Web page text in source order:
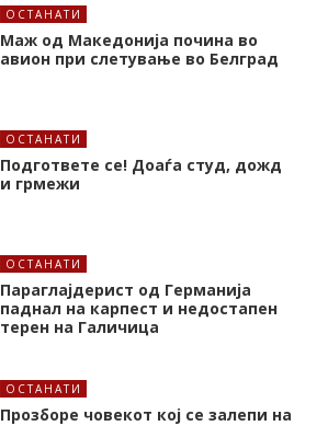
ОСТАНАТИ
Маж од Македонија почина во
авион при слетување во Белград
ОСТАНАТИ
Подгответе се! Доаѓа студ, дожд
и грмежи
ОСТАНАТИ
Параглајдерист од Германија
паднал на карпест и недостапен
терен на Галичица
ОСТАНАТИ
Прозборе човекот кој се залепи на